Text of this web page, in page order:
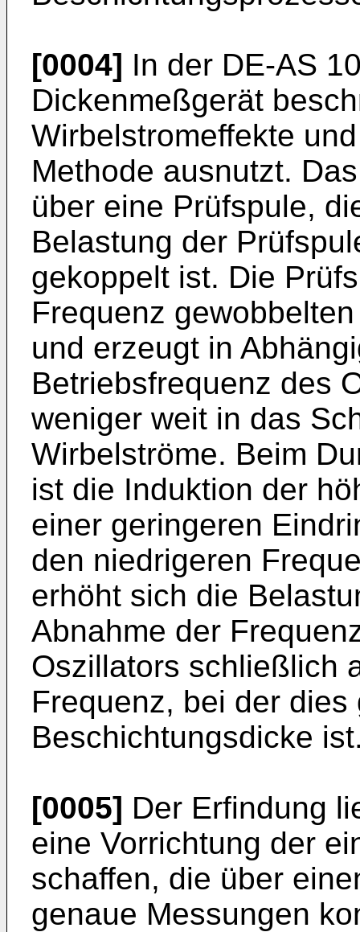
[0004] In der DE-AS
Dickenmeßgerät
Wirbelstromeffekte
Methode ausnutzt.
über eine Prüfspule,
Belastung der
gekoppelt ist. Die
Frequenz
und erzeugt in
Betriebsfrequenz des
weniger weit in das
Wirbelströme. Beim
ist die Induktion der
einer geringeren
den niedrigeren
erhöht sich die
Abnahme der
Oszillators schließlich
Frequenz, bei der
Beschichtungsdicke
[0005] Der Erfindung
eine Vorrichtung der
schaffen, die über
genaue Messungen